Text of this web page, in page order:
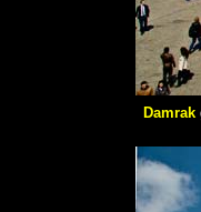
Damrak